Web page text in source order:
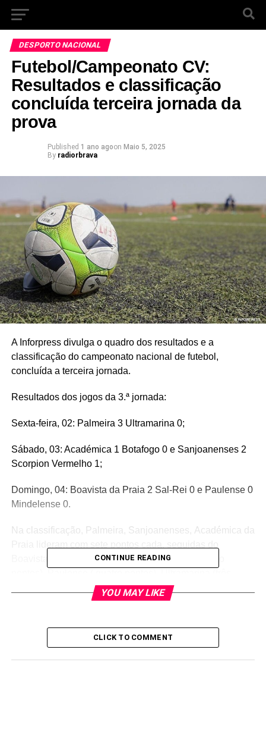
DESPORTO NACIONAL
Futebol/Campeonato CV:
Resultados e classificação
concluída terceira jornada da
prova
Published 1 ano agoon Maio 5, 2025
By radiorbrava
A Inforpress divulga o quadro dos resultados e a
classificação do campeonato nacional de futebol,
concluída a terceira jornada.
Resultados dos jogos da 3.ª jornada:
Sexta-feira, 02: Palmeira 3 Ultramarina 0;
Sábado, 03: Académica 1 Botafogo 0 e Sanjoanenses 2
Scorpion Vermelho 1;
Domingo, 04: Boavista da Praia 2 Sal-Rei 0 e Paulense 0
Mindelense 0.
Na classificação, Palmeira, Sanjoanenses, Académica da
Boavista da Praia (seis pontos), Mindelense (cinco
pontos), Sal-Rei e Scorpion Vermelho (um ponto) e
Botafogo, sem qualquer ponto.
Os quatro primeiros classificados passam para as meias
finais da competição, cuja final está agendada para 21 de
CONTINUE READING
YOU MAY LIKE
CLICK TO COMMENT